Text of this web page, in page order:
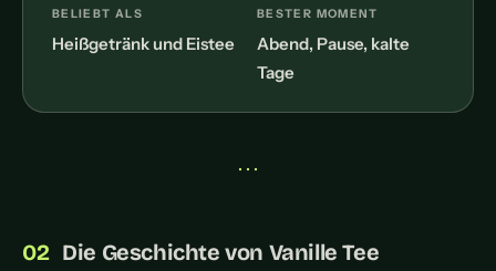
BELIEBT ALS
Heißgetränk und Eistee
BESTER MOMENT
Abend, Pause, kalte
Tage
• • •
Die Geschichte von Vanille Tee